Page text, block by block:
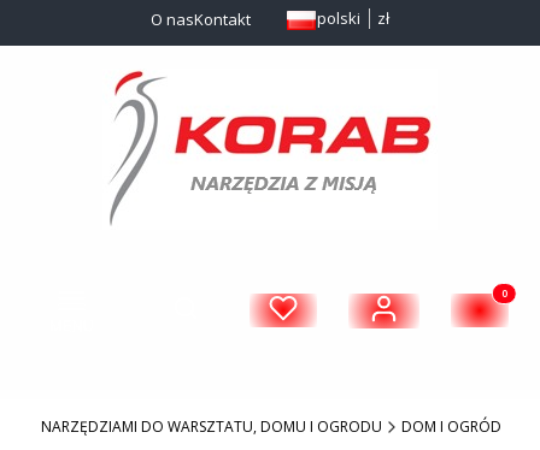
O nasKontakt polski zł
Otwórz wyszukiwarkę
Ulubione Zaloguj się Produkty
Koszyk
Z NARZĘDZIAMI DO WARSZTATU, DOMU I OGRODU DOM I OGRÓD